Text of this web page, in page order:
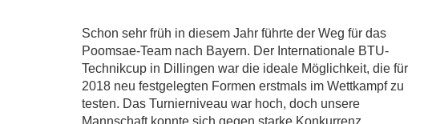
Schon sehr früh in diesem Jahr führte der Weg für das
Poomsae-Team nach Bayern. Der Internationale BTU-
Technikcup in Dillingen war die ideale Möglichkeit, die für
2018 neu festgelegten Formen erstmals im Wettkampf zu
testen. Das Turnierniveau war hoch, doch unsere